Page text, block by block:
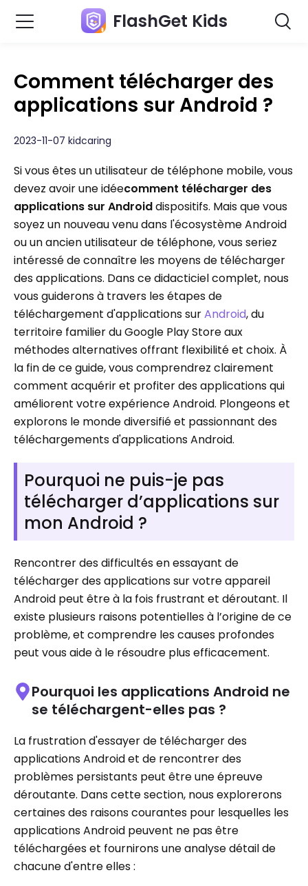
FlashGet Kids
Comment télécharger des
applications sur Android ?
2023-11-07 kidcaring
Si vous êtes un utilisateur de téléphone mobile, vous
devez avoir une idéecomment télécharger des
applications sur Androiddispositifs. Mais que vous
soyez un nouveau venu dans l'écosystème Android
ou un ancien utilisateur de téléphone, vous seriez
intéressé de connaître les moyens de télécharger
des applications. Dans ce didacticiel complet, nous
vous guiderons à travers les étapes de
téléchargement d'applications surAndroid, du
territoire familier du Google Play Store aux
méthodes alternatives offrant flexibilité et choix. À
la fin de ce guide, vous comprendrez clairement
comment acquérir et profiter des applications qui
améliorent votre expérience Android. Plongeons et
explorons le monde diversifié et passionnant des
téléchargements d'applications Android.
Pourquoi ne puis-je pas
télécharger d’applications sur
mon Android ?
Rencontrer des difficultés en essayant de
télécharger des applications sur votre appareil
Android peut être à la fois frustrant et déroutant. Il
existe plusieurs raisons potentielles à l’origine de ce
problème, et comprendre les causes profondes
peut vous aide à le résoudre plus efficacement.
Pourquoi les applications Android ne
se téléchargent-elles pas ?
La frustration d'essayer de télécharger des
applications Android et de rencontrer des
problèmes persistants peut être une épreuve
déroutante. Dans cette section, nous explorerons
certaines des raisons courantes pour lesquelles les
applications Android peuvent ne pas être
téléchargées et fournirons une analyse détail de
chacune d'entre elles :